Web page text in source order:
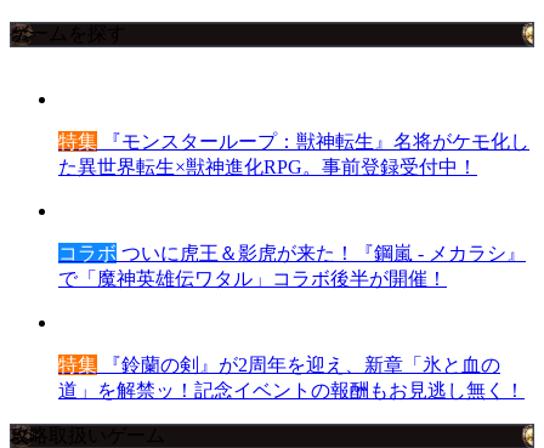
ゲームを探す
特集 『モンスターループ：獣神転生』名将がケモ化し
た異世界転生×獣神進化RPG。事前登録受付中！
コラボ ついに虎王＆影虎が来た！『鋼嵐 - メカラシ』
で「魔神英雄伝ワタル」コラボ後半が開催！
特集 『鈴蘭の剣』が2周年を迎え、新章「氷と血の
道」を解禁ッ！記念イベントの報酬もお見逃し無く！
攻略取扱いゲーム